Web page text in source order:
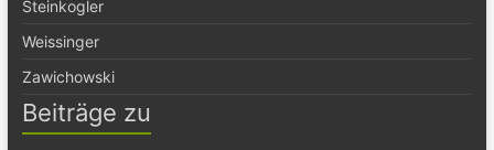
Steinkogler
Weissinger
Zawichowski
Beiträge zu